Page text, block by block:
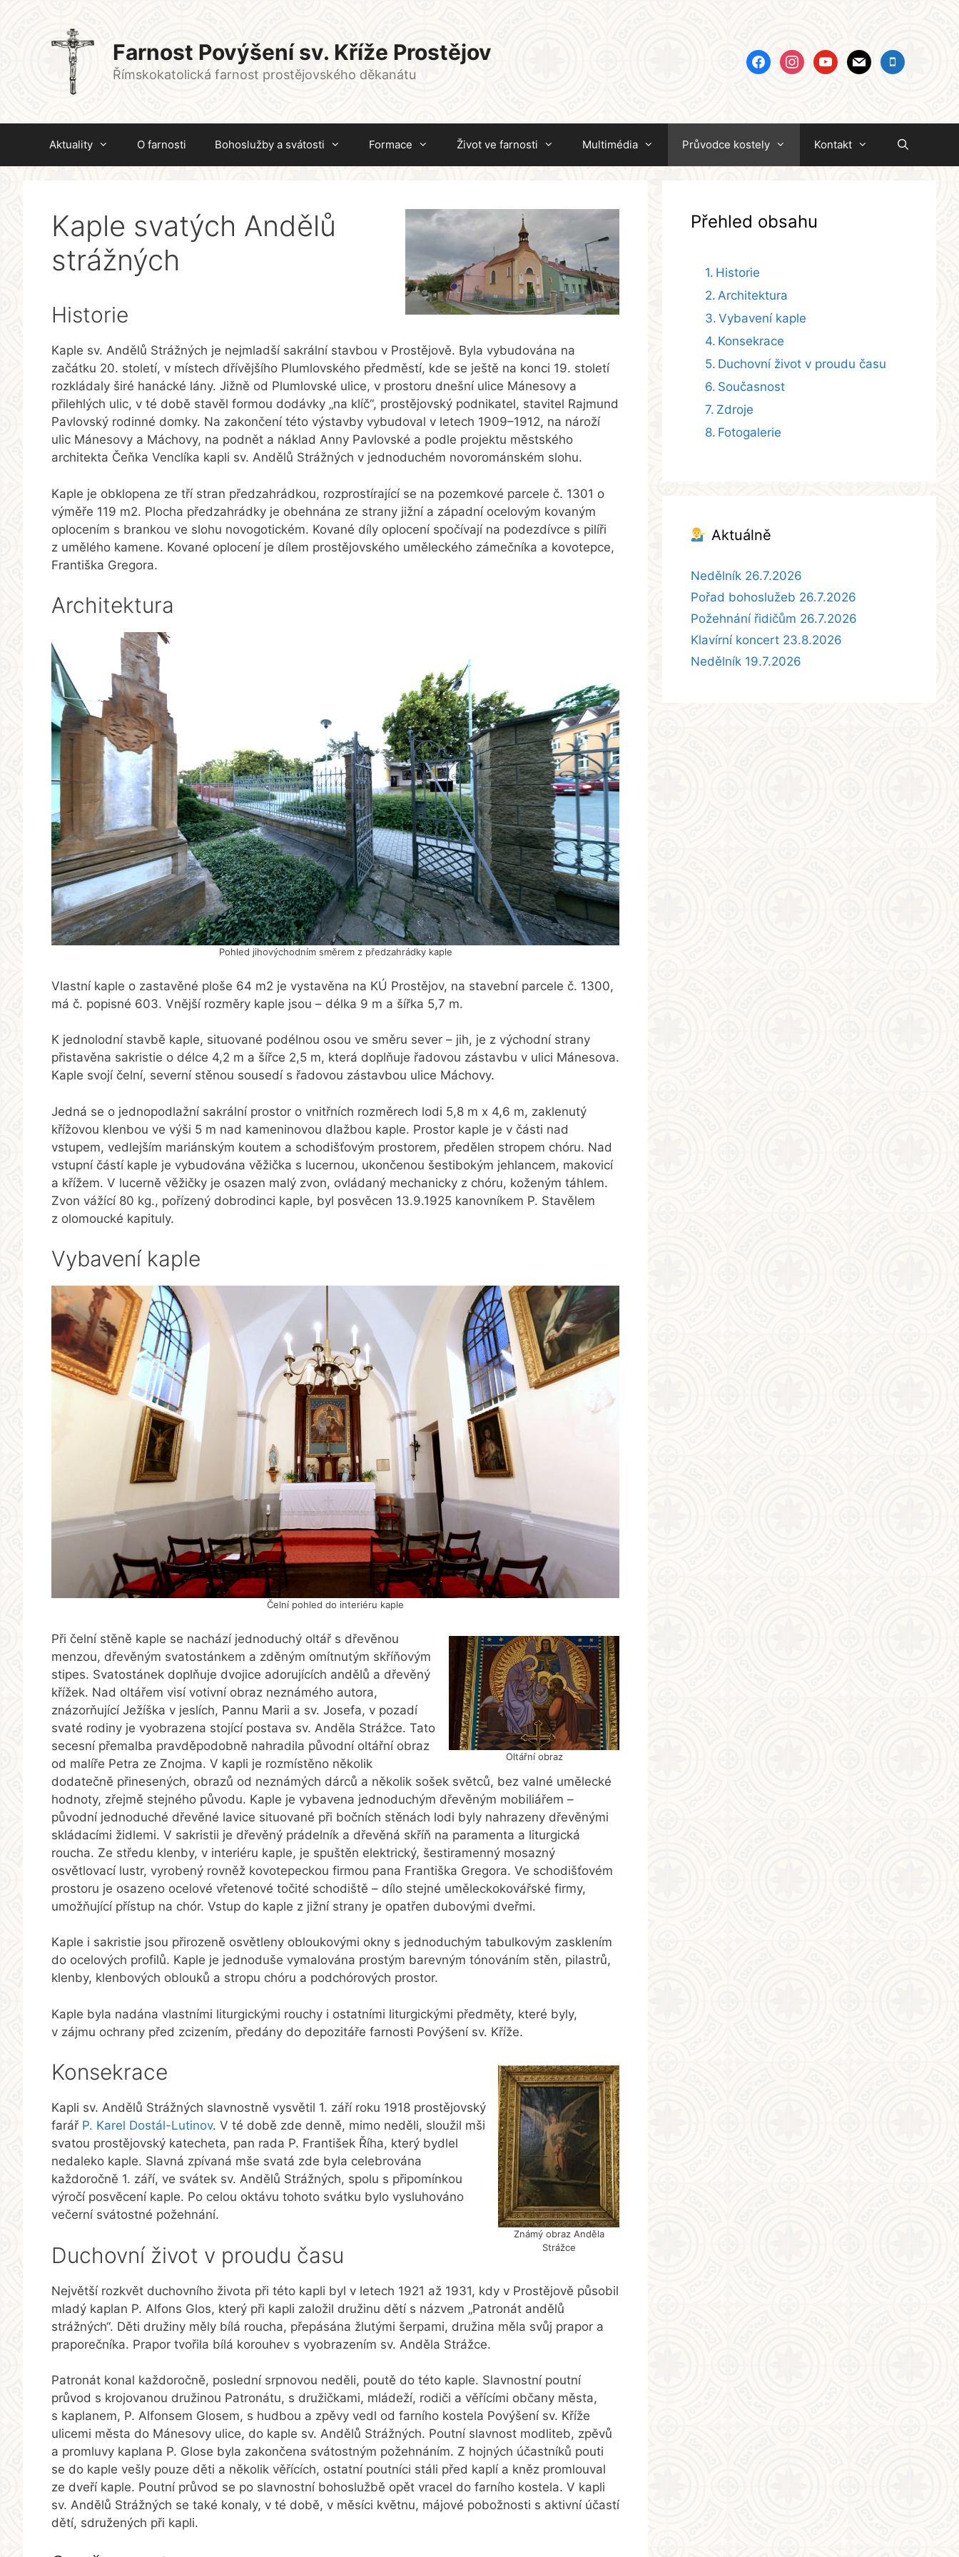
facebookinstagramyoutubemail mobile
Farnost Povýšení sv. Kříže Prostějov
Římskokatolická farnost prostějovského děkanátu
Aktuality O farnosti Bohoslužby a svátosti Formace Život ve farnosti Multimédia Průvodce kostely Kontakt
Kaple svatých Andělů
strážných
Historie
Kaple sv. Andělů Strážných je nejmladší sakrální stavbou v Prostějově. Byla vybudována na
začátku 20. století, v místech dřívějšího Plumlovského předměstí, kde se ještě na konci 19. století
rozkládaly širé hanácké lány. Jižně od Plumlovské ulice, v prostoru dnešní ulice Mánesovy a
přilehlých ulic, v té době stavěl formou dodávky „na klíč“, prostějovský podnikatel, stavitel Rajmund
Pavlovský rodinné domky. Na zakončení této výstavby vybudoval v letech 1909–1912, na nároží
ulic Mánesovy a Máchovy, na podnět a náklad Anny Pavlovské a podle projektu městského
architekta Čeňka Venclíka kapli sv. Andělů Strážných v jednoduchém novorománském slohu.
Kaple je obklopena ze tří stran předzahrádkou, rozprostírající se na pozemkové parcele č. 1301 o
výměře 119 m2. Plocha předzahrádky je obehnána ze strany jižní a západní ocelovým kovaným
oplocením s brankou ve slohu novogotickém. Kované díly oplocení spočívají na podezdívce s pilíři
z umělého kamene. Kované oplocení je dílem prostějovského uměleckého zámečníka a kovotepce,
Františka Gregora.
Architektura
Pohled jihovýchodním směrem z předzahrádky kaple
Vlastní kaple o zastavěné ploše 64 m2 je vystavěna na KÚ Prostějov, na stavební parcele č. 1300,
má č. popisné 603. Vnější rozměry kaple jsou – délka 9 m a šířka 5,7 m.
K jednolodní stavbě kaple, situované podélnou osou ve směru sever – jih, je z východní strany
přistavěna sakristie o délce 4,2 m a šířce 2,5 m, která doplňuje řadovou zástavbu v ulici Mánesova.
Kaple svojí čelní, severní stěnou sousedí s řadovou zástavbou ulice Máchovy.
Jedná se o jednopodlažní sakrální prostor o vnitřních rozměrech lodi 5,8 m x 4,6 m, zaklenutý
křížovou klenbou ve výši 5 m nad kameninovou dlažbou kaple. Prostor kaple je v části nad
vstupem, vedlejším mariánským koutem a schodišťovým prostorem, předělen stropem chóru. Nad
vstupní částí kaple je vybudována věžička s lucernou, ukončenou šestibokým jehlancem, makovicí
a křížem. V lucerně věžičky je osazen malý zvon, ovládaný mechanicky z chóru, koženým táhlem.
Zvon vážící 80 kg., pořízený dobrodinci kaple, byl posvěcen 13.9.1925 kanovníkem P. Stavělem
z olomoucké kapituly.
Vybavení kaple
Čelní pohled do interiéru kaple
Oltářní obraz
Při čelní stěně kaple se nachází jednoduchý oltář s dřevěnou
menzou, dřevěným svatostánkem a zděným omítnutým skříňovým
stipes. Svatostánek doplňuje dvojice adorujících andělů a dřevěný
křížek. Nad oltářem visí votivní obraz neznámého autora,
znázorňující Ježíška v jeslích, Pannu Marii a sv. Josefa, v pozadí
svaté rodiny je vyobrazena stojící postava sv. Anděla Strážce. Tato
secesní přemalba pravděpodobně nahradila původní oltářní obraz
od malíře Petra ze Znojma. V kapli je rozmístěno několik
dodatečně přinesených, obrazů od neznámých dárců a několik sošek světců, bez valné umělecké
hodnoty, zřejmě stejného původu. Kaple je vybavena jednoduchým dřevěným mobiliářem –
původní jednoduché dřevěné lavice situované při bočních stěnách lodi byly nahrazeny dřevěnými
skládacími židlemi. V sakristii je dřevěný prádelník a dřevěná skříň na paramenta a liturgická
roucha. Ze středu klenby, v interiéru kaple, je spuštěn elektrický, šestiramenný mosazný
osvětlovací lustr, vyrobený rovněž kovotepeckou firmou pana Františka Gregora. Ve schodišťovém
prostoru je osazeno ocelové vřetenové točité schodiště – dílo stejné uměleckokovářské firmy,
umožňující přístup na chór. Vstup do kaple z jižní strany je opatřen dubovými dveřmi.
Kaple i sakristie jsou přirozeně osvětleny obloukovými okny s jednoduchým tabulkovým zasklením
do ocelových profilů. Kaple je jednoduše vymalována prostým barevným tónováním stěn, pilastrů,
klenby, klenbových oblouků a stropu chóru a podchórových prostor.
Kaple byla nadána vlastními liturgickými rouchy i ostatními liturgickými předměty, které byly,
v zájmu ochrany před zcizením, předány do depozitáře farnosti Povýšení sv. Kříže.
Známý obraz Anděla
Strážce
Konsekrace
Kapli sv. Andělů Strážných slavnostně vysvětil 1. září roku 1918 prostějovský
farář P. Karel Dostál-Lutinov. V té době zde denně, mimo neděli, sloužil mši
svatou prostějovský katecheta, pan rada P. František Říha, který bydlel
nedaleko kaple. Slavná zpívaná mše svatá zde byla celebrována
každoročně 1. září, ve svátek sv. Andělů Strážných, spolu s připomínkou
výročí posvěcení kaple. Po celou oktávu tohoto svátku bylo vysluhováno
večerní svátostné požehnání.
Duchovní život v proudu času
Největší rozkvět duchovního života při této kapli byl v letech 1921 až 1931, kdy v Prostějově působil
mladý kaplan P. Alfons Glos, který při kapli založil družinu dětí s názvem „Patronát andělů
strážných“. Děti družiny měly bílá roucha, přepásána žlutými šerpami, družina měla svůj prapor a
praporečníka. Prapor tvořila bílá korouhev s vyobrazením sv. Anděla Strážce.
Patronát konal každoročně, poslední srpnovou neděli, poutě do této kaple. Slavnostní poutní
průvod s krojovanou družinou Patronátu, s družičkami, mládeží, rodiči a věřícími občany města,
s kaplanem, P. Alfonsem Glosem, s hudbou a zpěvy vedl od farního kostela Povýšení sv. Kříže
ulicemi města do Mánesovy ulice, do kaple sv. Andělů Strážných. Poutní slavnost modliteb, zpěvů
a promluvy kaplana P. Glose byla zakončena svátostným požehnáním. Z hojných účastníků pouti
se do kaple vešly pouze děti a několik věřících, ostatní poutníci stáli před kaplí a kněz promlouval
ze dveří kaple. Poutní průvod se po slavnostní bohoslužbě opět vracel do farního kostela. V kapli
sv. Andělů Strážných se také konaly, v té době, v měsíci květnu, májové pobožnosti s aktivní účastí
dětí, sdružených při kapli.
Přehled obsahu
Historie
Architektura
Vybavení kaple
Konsekrace
Duchovní život v proudu času
Současnost
Zdroje
Fotogalerie
Aktuálně
Nedělník 26.7.2026
Pořad bohoslužeb 26.7.2026
Požehnání řidičům 26.7.2026
Klavírní koncert 23.8.2026
Nedělník 19.7.2026